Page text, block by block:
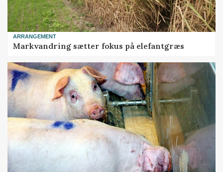
ARRANGEMENT
Markvandring sætter fokus på elefantgræs